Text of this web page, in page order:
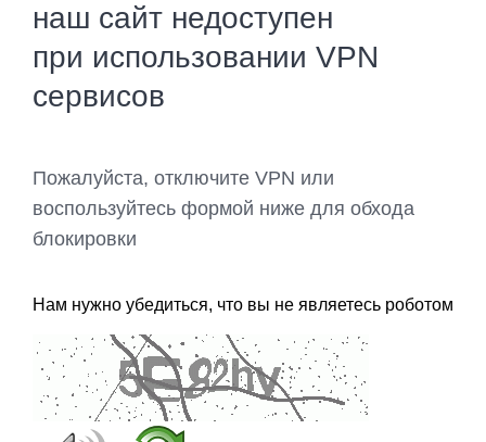
наш сайт недоступен
при использовании VPN
сервисов
Пожалуйста, отключите VPN или
воспользуйтесь формой ниже для обхода
блокировки
Нам нужно убедиться, что вы не являетесь роботом